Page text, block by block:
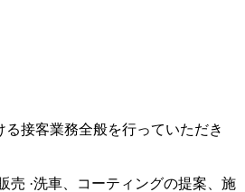
る接客業務全般を行っていただき
売 ·洗車、コーティングの提案、施